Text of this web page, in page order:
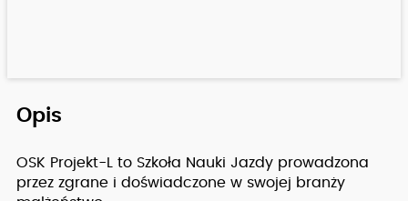
Opis
OSK Projekt-L to Szkoła Nauki Jazdy prowadzona
przez zgrane i doświadczone w swojej branży